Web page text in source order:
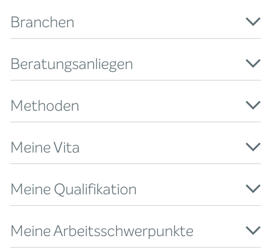
Branchen
Beratungsanliegen
Methoden
Meine Vita
Meine Qualifikation
Meine Arbeitsschwerpunkte